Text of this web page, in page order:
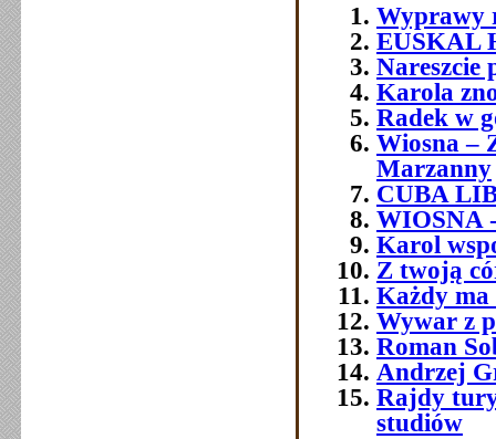
Wyprawy
EUSKAL
Nareszcie
Karola
Radek w
Wiosna –
Marzanny
CUBA
WIOSNA
Karol
Z twoją
Każdy ma
Wywar z
Roman
Andrzej
Rajdy
studiów